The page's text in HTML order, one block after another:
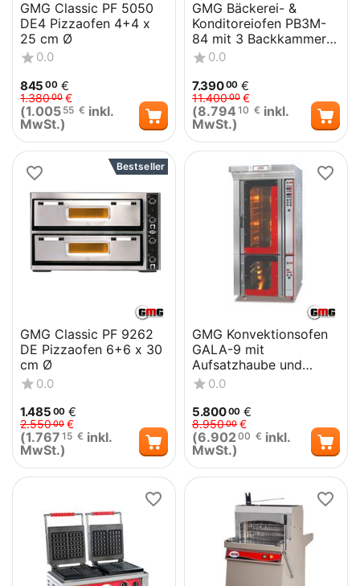
GMG Classic PF 5050
DE4 Pizzaofen 4+4 x
25 cm Ø
0.0
845 00 €
1.38000 €
(1.005 55 € inkl.
MwSt.)
GMG Bäckerei- &
Konditoreiofen PB3M-
84 mit 3 Backkammern,
2 Gärkammern und
Vollschamott
0.0
7.39000 €
11.40000 €
(8.794 10 € inkl.
MwSt.)
Bestseller
GMG Classic PF 9262
DE Pizzaofen 6+6 x 30
cm Ø
0.0
1.485 00 €
2.55000 €
(1.767 15 € inkl.
MwSt.)
GMG Konvektionsofen
GALA-9 mit
Aufsatzhaube und
Gärschrank
0.0
5.80000 €
8.95000 €
(6.90200 € inkl.
MwSt.)